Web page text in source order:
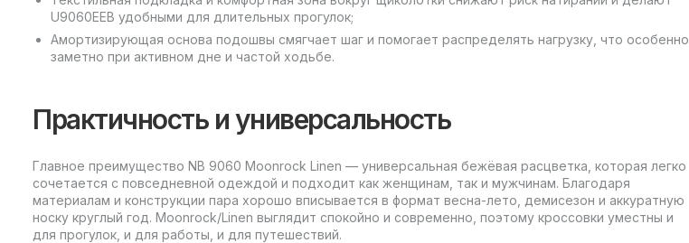
U9060EEB удобными для длительных прогулок;
Амортизирующая основа подошвы смягчает шаг и помогает распределять нагрузку, что особенно
заметно при активном дне и частой ходьбе.
Практичность и универсальность
Главное преимущество NB 9060 Moonrock Linen — универсальная бежёвая расцветка, которая легко
сочетается с повседневной одеждой и подходит как женщинам, так и мужчинам. Благодаря
материалам и конструкции пара хорошо вписывается в формат весна-лето, демисезон и аккуратную
носку круглый год. Moonrock/Linen выглядит спокойно и современно, поэтому кроссовки уместны и
для прогулок, и для работы, и для путешествий.